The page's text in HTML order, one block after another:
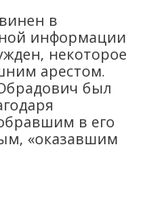
в
информации
некоторое
арестом.
был
в его
«оказавшим